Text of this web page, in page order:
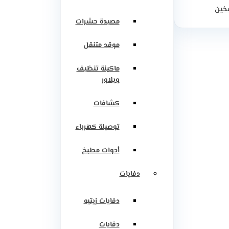
مصيدة حشرات
موقد متنقل
ماكينة تنظيف
وبلاور
كشافات
توصيلة كهرباء
أدوات مطبخ
دفايات
دفايات زيتيه
دفايات